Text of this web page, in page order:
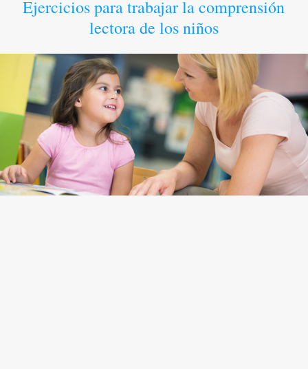
Ejercicios para trabajar la comprensión
lectora de los niños